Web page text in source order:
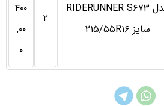
مدل RIDERUNNER S۶۷۳
سایز ۲۱۵/۵۵R۱۶
۲
۴۰۰
,۰۰
۰